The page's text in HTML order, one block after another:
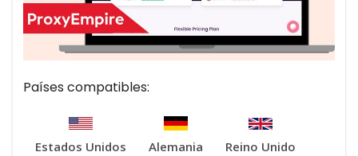
Países compatibles:
Estados Unidos Alemania Reino Unido